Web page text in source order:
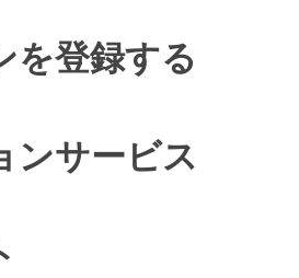
を登録する
ンサービス